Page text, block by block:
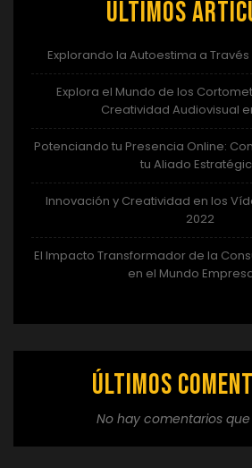
Últimos
Explorando la Autoestima a
Explora el Mundo de los
Creatividad Audiovisual
Potenciando tu Presencia Online:
tu Aliado
Innovación y Creatividad en los
2022
El Impacto Transformador de la
en el Mundo
Últimos
No hay comentarios